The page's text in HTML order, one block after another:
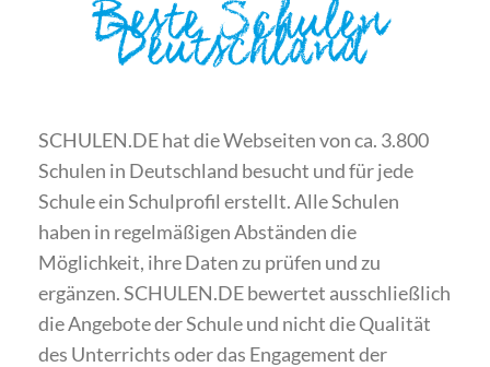
Beste Schulen
Deutschland
SCHULEN.DE hat die Webseiten von ca. 3.800
Schulen in Deutschland besucht und für jede
Schule ein Schulprofil erstellt. Alle Schulen
haben in regelmäßigen Abständen die
Möglichkeit, ihre Daten zu prüfen und zu
ergänzen. SCHULEN.DE bewertet ausschließlich
die Angebote der Schule und nicht die Qualität
des Unterrichts oder das Engagement der